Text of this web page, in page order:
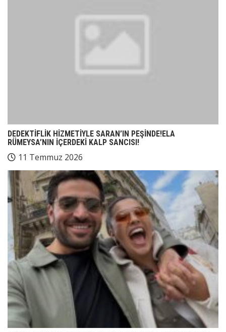
DEDEKTİFLİK HİZMETİYLE SARAN’IN PEŞİNDE!ELA
RÜMEYSA’NIN İÇERDEKİ KALP SANCISI!
11 Temmuz 2026